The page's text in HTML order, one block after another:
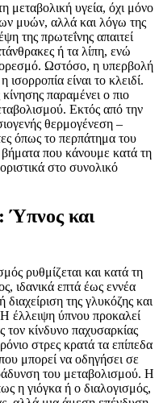
μεταβολική υγεία, όχι μόνο
μυών, αλλά και λόγω της
της πρωτεΐνης απαιτεί
ή τα λίπη, ενώ
Ωστόσο, η υπερβολή
είναι το κλειδί.
παραμένει ο πιο
Εκτός από την
θερμογένεση –
όπως το περπάτημα του
βήματα που κάνουμε κατά τη
στο συνολικό
Ύπνος και
ρυθμίζεται και κατά τη
ιδανικά επτά έως εννέα
της γλυκόζης και
έλλειψη ύπνου προκαλεί
τον κίνδυνο παχυσαρκίας
στρες κρατά τα επίπεδα
μπορεί να οδηγήσει σε
του μεταβολισμού. Η
η γιόγκα ή ο διαλογισμός,